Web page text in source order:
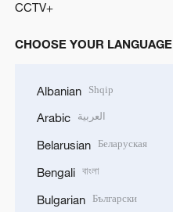
CCTV+
CHOOSE YOUR LANGUAGE
Albanian Shqip
Arabic العربية
Belarusian Беларуская
Bengali বাংলা
Bulgarian Български